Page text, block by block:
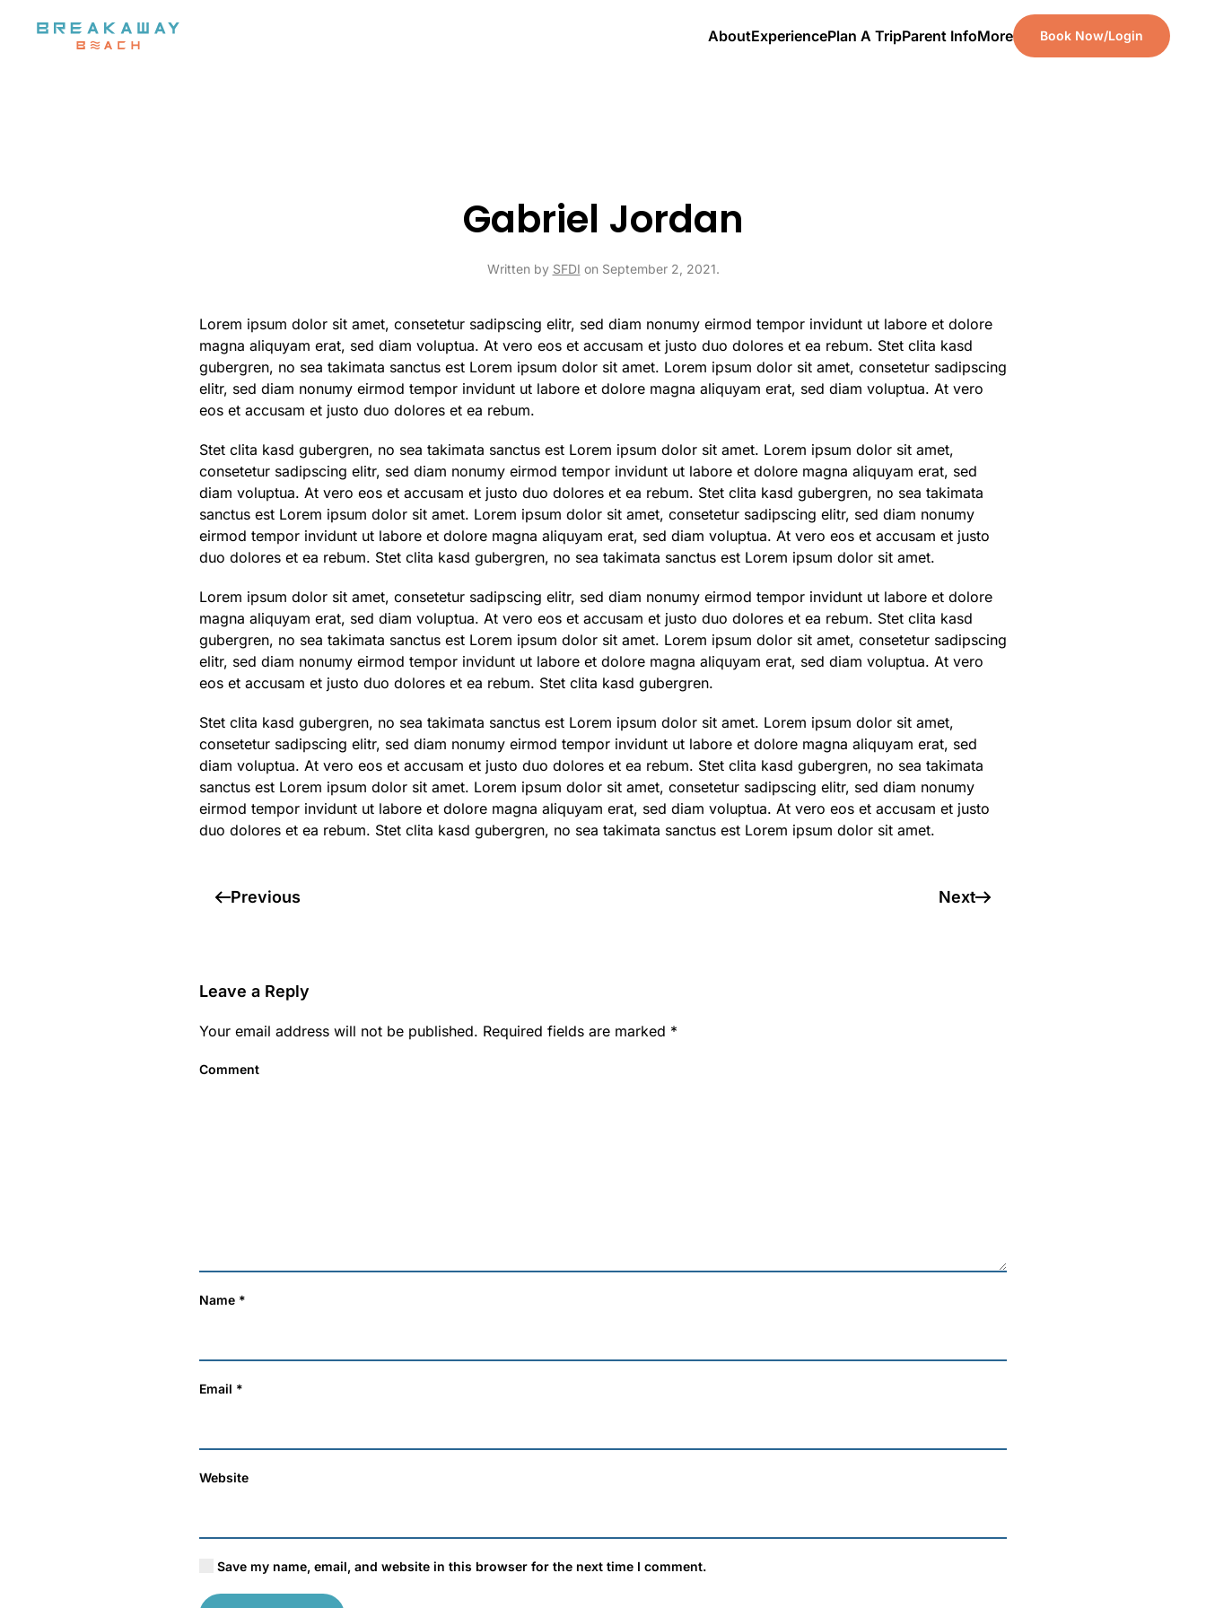
Skip to main content
AboutExperiencePlan A TripParent InfoMore Book Now/Login
Gabriel Jordan
Written by SFDI on September 2, 2021.
Lorem ipsum dolor sit amet, consetetur sadipscing elitr, sed diam nonumy eirmod tempor invidunt ut labore et dolore
magna aliquyam erat, sed diam voluptua. At vero eos et accusam et justo duo dolores et ea rebum. Stet clita kasd
gubergren, no sea takimata sanctus est Lorem ipsum dolor sit amet. Lorem ipsum dolor sit amet, consetetur sadipscing
elitr, sed diam nonumy eirmod tempor invidunt ut labore et dolore magna aliquyam erat, sed diam voluptua. At vero
eos et accusam et justo duo dolores et ea rebum.
Stet clita kasd gubergren, no sea takimata sanctus est Lorem ipsum dolor sit amet. Lorem ipsum dolor sit amet,
consetetur sadipscing elitr, sed diam nonumy eirmod tempor invidunt ut labore et dolore magna aliquyam erat, sed
diam voluptua. At vero eos et accusam et justo duo dolores et ea rebum. Stet clita kasd gubergren, no sea takimata
sanctus est Lorem ipsum dolor sit amet. Lorem ipsum dolor sit amet, consetetur sadipscing elitr, sed diam nonumy
eirmod tempor invidunt ut labore et dolore magna aliquyam erat, sed diam voluptua. At vero eos et accusam et justo
duo dolores et ea rebum. Stet clita kasd gubergren, no sea takimata sanctus est Lorem ipsum dolor sit amet.
Lorem ipsum dolor sit amet, consetetur sadipscing elitr, sed diam nonumy eirmod tempor invidunt ut labore et dolore
magna aliquyam erat, sed diam voluptua. At vero eos et accusam et justo duo dolores et ea rebum. Stet clita kasd
gubergren, no sea takimata sanctus est Lorem ipsum dolor sit amet. Lorem ipsum dolor sit amet, consetetur sadipscing
elitr, sed diam nonumy eirmod tempor invidunt ut labore et dolore magna aliquyam erat, sed diam voluptua. At vero
eos et accusam et justo duo dolores et ea rebum. Stet clita kasd gubergren.
Stet clita kasd gubergren, no sea takimata sanctus est Lorem ipsum dolor sit amet. Lorem ipsum dolor sit amet,
consetetur sadipscing elitr, sed diam nonumy eirmod tempor invidunt ut labore et dolore magna aliquyam erat, sed
diam voluptua. At vero eos et accusam et justo duo dolores et ea rebum. Stet clita kasd gubergren, no sea takimata
sanctus est Lorem ipsum dolor sit amet. Lorem ipsum dolor sit amet, consetetur sadipscing elitr, sed diam nonumy
eirmod tempor invidunt ut labore et dolore magna aliquyam erat, sed diam voluptua. At vero eos et accusam et justo
duo dolores et ea rebum. Stet clita kasd gubergren, no sea takimata sanctus est Lorem ipsum dolor sit amet.
Previous Next
Leave a Reply
Your email address will not be published. Required fields are marked *
Comment
Name *
Email *
Website
Save my name, email, and website in this browser for the next time I comment.